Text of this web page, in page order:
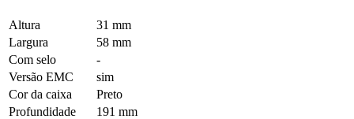
Altura
31 mm
Largura
58 mm
Com selo
-
Versão EMC
sim
Cor da caixa
Preto
Profundidade
191 mm